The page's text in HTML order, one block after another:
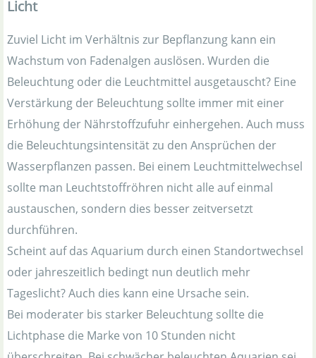
Licht
Zuviel Licht im Verhältnis zur Bepflanzung kann ein
Wachstum von Fadenalgen auslösen. Wurden die
Beleuchtung oder die Leuchtmittel ausgetauscht? Eine
Verstärkung der Beleuchtung sollte immer mit einer
Erhöhung der Nährstoffzufuhr einhergehen. Auch muss
die Beleuchtungsintensität zu den Ansprüchen der
Wasserpflanzen passen. Bei einem Leuchtmittelwechsel
sollte man Leuchtstoffröhren nicht alle auf einmal
austauschen, sondern dies besser zeitversetzt
durchführen.
Scheint auf das Aquarium durch einen Standortwechsel
oder jahreszeitlich bedingt nun deutlich mehr
Tageslicht? Auch dies kann eine Ursache sein.
Bei moderater bis starker Beleuchtung sollte die
Lichtphase die Marke von 10 Stunden nicht